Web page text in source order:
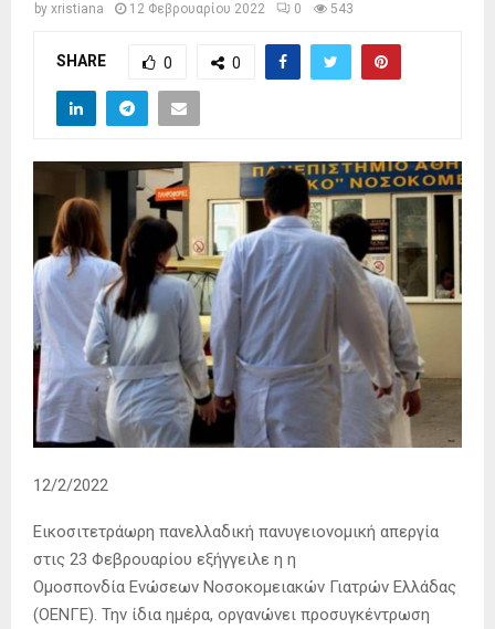
by xristiana 12 Φεβρουαρίου 2022 0 543
SHARE 0 0
12/2/2022
Εικοσιτετράωρη πανελλαδική πανυγειονομική απεργία
στις 23 Φεβρουαρίου εξήγγειλε η η
Ομοσπονδία Ενώσεων Νοσοκομειακών Γιατρών Ελλάδας
(ΟΕΝΓΕ). Την ίδια ημέρα, οργανώνει προσυγκέντρωση